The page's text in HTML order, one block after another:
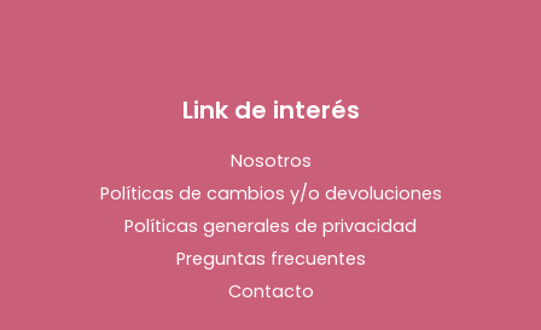
Link de interés
Nosotros
Políticas de cambios y/o devoluciones
Políticas generales de privacidad
Preguntas frecuentes
Contacto